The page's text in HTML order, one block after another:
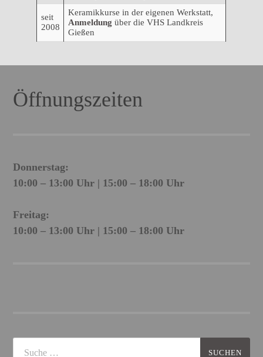
seit
2008
Keramikkurse in der eigenen Werkstatt,
Anmeldung über die VHS Landkreis
Gießen
Öffnungszeiten
Donnerstag:
10:00 – 13:00 Uhr | 15:00 – 18:00 Uhr
Freitag:
10:00 – 13:00 Uhr | 15:00 – 18:00 Uhr